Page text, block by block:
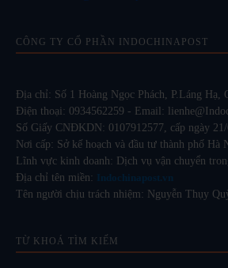
CÔNG TY CỔ PHẦN INDOCHINAPOST
Địa chỉ: Số 1 Hoàng Ngọc Phách, P.Láng
Điện thoại: 0934562259 - Email:
Số Giấy CNĐKDN: 0107912577, cấp ngày
Nơi cấp: Sở kế hoạch và đầu tư thành phố Hà
Lĩnh vực kinh doanh: Dịch vụ vận chuyển
Địa chỉ tên miền: Indochinapost.vn
Tên người chịu trách nhiệm: Nguyễn Thụy
TỪ KHOÁ TÌM KIẾM